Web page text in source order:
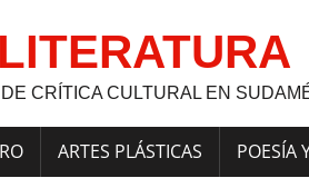
CRÍTICA CULTURAL EN
ARTES PLÁSTICAS POESÍA